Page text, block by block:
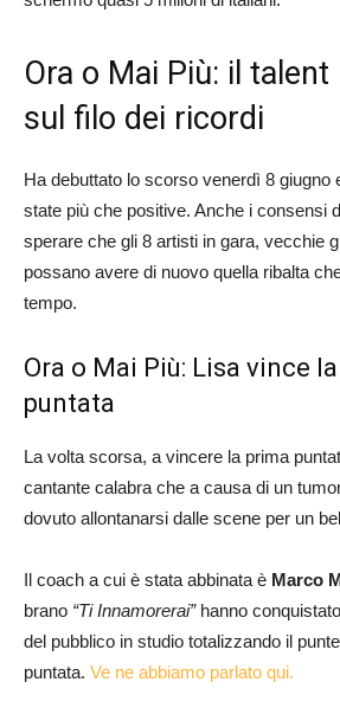
Ora o Mai Più: il
sul filo dei ricordi
Ha debuttato lo scorso venerdì 8 giugno
state più che positive. Anche i consensi
sperare che gli 8 artisti in gara, vecchie
possano avere di nuovo quella ribalta
tempo.
Ora o Mai Più: Lisa vince
puntata
La volta scorsa, a vincere la prima
cantante calabra che a causa di un
dovuto allontanarsi dalle scene per un bel
Il coach a cui è stata abbinata è Marco
brano “Ti Innamorerai” hanno
del pubblico in studio totalizzando il
puntata. Ve ne abbiamo parlato qui.